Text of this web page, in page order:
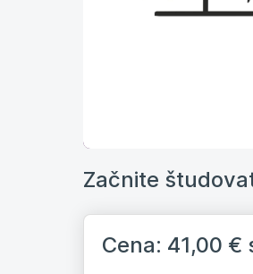
Začnite
Cena: 41,00 €